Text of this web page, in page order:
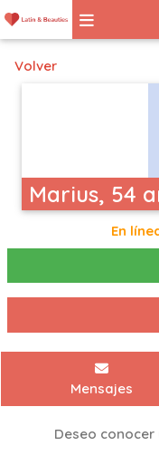
Volver
Marius, 54
En
Mensajes
Deseo